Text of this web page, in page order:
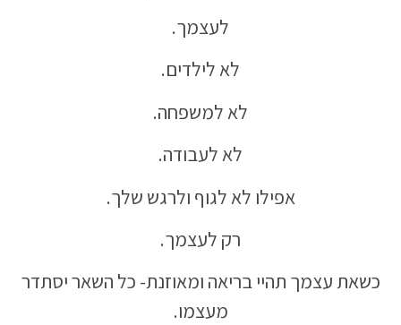
לעצמך.
לא לילדים.
לא למשפחה.
לא לעבודה.
אפילו לא לגוף ולרגש שלך.
רק לעצמך.
כשאת עצמך תהיי בריאה ומאוזנת- כל השאר יסתדר
מעצמו.